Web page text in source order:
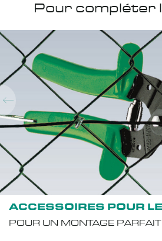
Pour compléter
ACCESSOIRES POUR
POUR UN MONTAGE PARFAIT